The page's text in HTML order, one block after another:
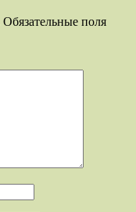
Обязательные поля